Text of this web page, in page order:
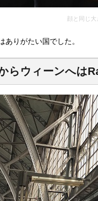
顔と同じ
ありがたい国でした。
らウィーンへは